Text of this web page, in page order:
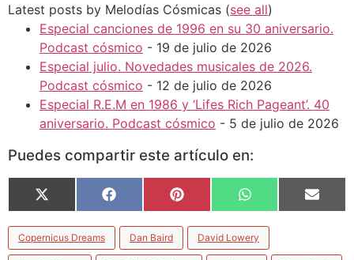
Latest posts by Melodías Cósmicas (see all)
Especial canciones de 1996 en su 30 aniversario.
Podcast cósmico - 19 de julio de 2026
Especial julio. Novedades musicales de 2026.
Podcast cósmico - 12 de julio de 2026
Especial R.E.M en 1986 y ‘Lifes Rich Pageant’. 40
aniversario. Podcast cósmico - 5 de julio de 2026
Puedes compartir este artículo en:
X
(Twitter)
Facebook Pinterest WhatsApp Email
Copernicus Dreams Dan Baird David Lowery